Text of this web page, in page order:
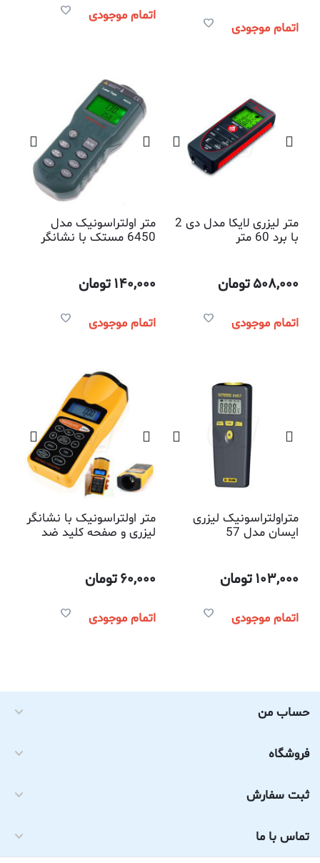
اتمام موجودی
اتمام موجودی
متر لیزری لایکا مدل دی 2
با برد 60 متر
508,000تومان
اتمام موجودی
متر اولتراسونیک مدل
6450 مستک با نشانگر
140,000تومان
اتمام موجودی
متراولتراسونیک لیزری
ایسان مدل 57
103,000تومان
اتمام موجودی
متر اولتراسونیک با نشانگر
لیزری و صفحه کلید ضد
60,000تومان
اتمام موجودی
حساب من
فروشگاه
ثبت سفارش
تماس با ما